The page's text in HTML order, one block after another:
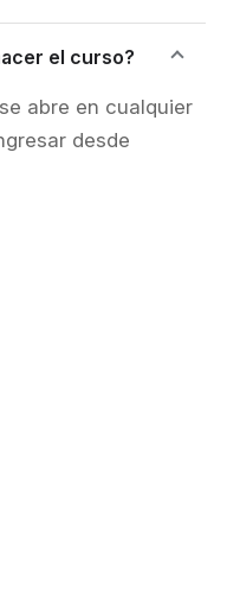
el curso?
abre en cualquier
desde